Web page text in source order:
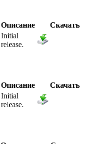
Описание
Скачать
Initial
release.
Описание
Скачать
Initial
release.